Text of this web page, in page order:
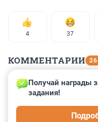
4 37
КОММЕНТАРИИ 26
Гость
6 мая 2025, 15:21
Что характерно, в
Получай награды
задания!